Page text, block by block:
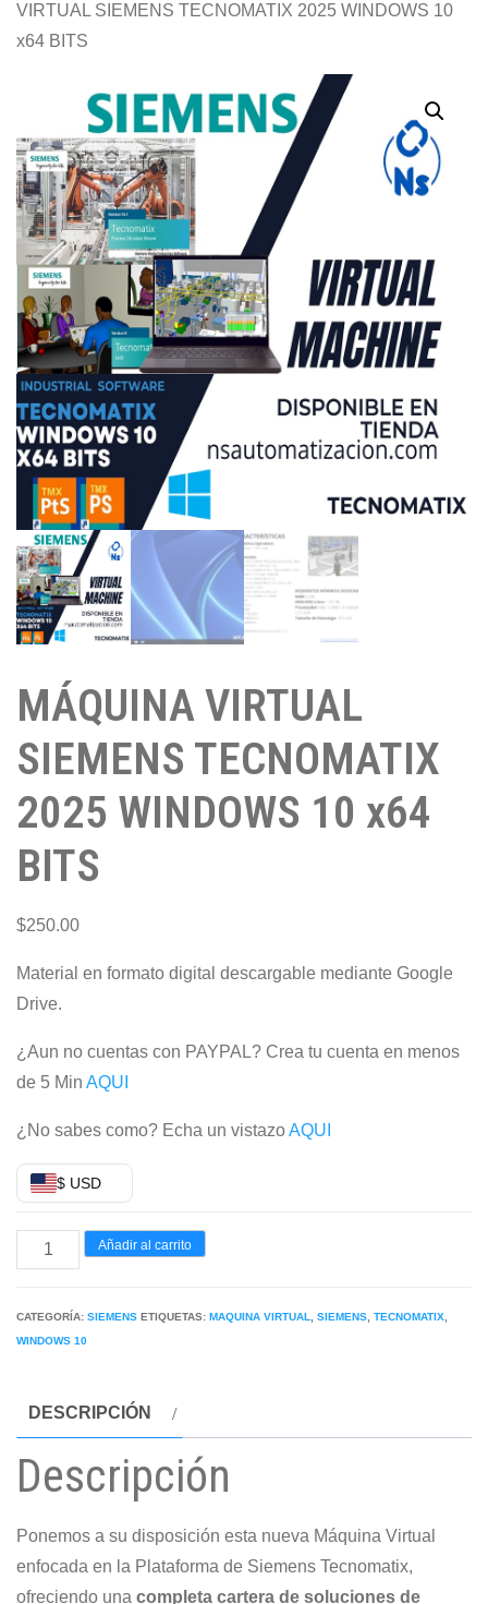
VIRTUAL SIEMENS TECNOMATIX 2025 WINDOWS 10
x64 BITS
MÁQUINA VIRTUAL
SIEMENS TECNOMATIX
2025 WINDOWS 10 x64
BITS
$250.00
Material en formato digital descargable mediante Google
Drive.
¿Aun no cuentas con PAYPAL? Crea tu cuenta en menos
de 5 Min AQUI
¿No sabes como? Echa un vistazoAQUI
$ USD
MÁQUINA
VIRTUAL
TECNOMATIX
x64
BITS
Añadir al carrito
CATEGORÍA: SIEMENS ETIQUETAS: MAQUINA VIRTUAL SIEMENS TECNOMATIX
WINDOWS 10
DESCRIPCIÓN
Descripción
Ponemos a su disposición esta nueva Máquina Virtual
enfocada en la Plataforma de Siemens Tecnomatix,
ofreciendo una completa cartera de soluciones de